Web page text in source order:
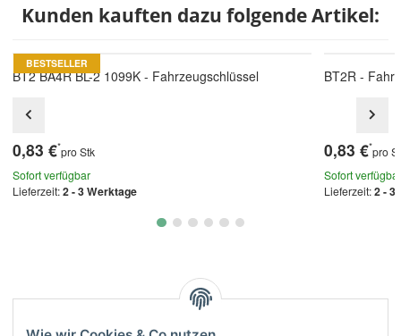
Kunden kauften dazu folgende Artikel:
BESTSELLER
BT2 BA4R BL-2 1099K - Fahrzeugschlüssel
0,83 €*pro Stk
Sofort verfügbar
Lieferzeit:2 - 3 Werktage
BT2R -
0,83 €*pro
Sofort verfügbar
Lieferzeit:2 - 3